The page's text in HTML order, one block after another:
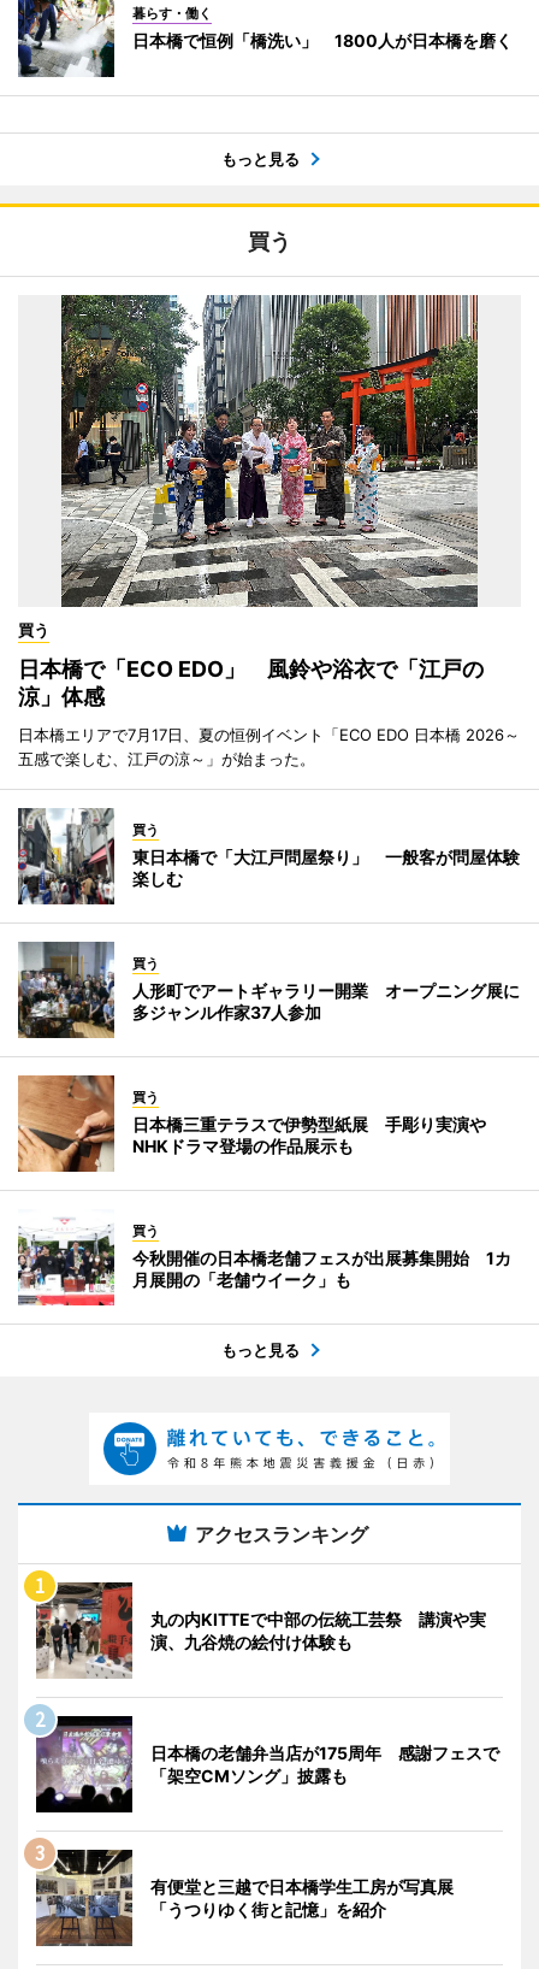
暮らす・働く
日本橋で恒例「橋洗い」 1800人が日本橋を磨く
もっと見る
買う
買う
日本橋で「ECO EDO」 風鈴や浴衣で「江戸の
涼」体感
日本橋エリアで7月17日、夏の恒例イベント「ECO EDO 日本橋 2026～
五感で楽しむ、江戸の涼～」が始まった。
買う
東日本橋で「大江戸問屋祭り」 一般客が問屋体験
楽しむ
買う
人形町でアートギャラリー開業 オープニング展に
多ジャンル作家37人参加
買う
日本橋三重テラスで伊勢型紙展 手彫り実演や
NHKドラマ登場の作品展示も
買う
今秋開催の日本橋老舗フェスが出展募集開始 1カ
月展開の「老舗ウイーク」も
もっと見る
アクセスランキング
丸の内KITTEで中部の伝統工芸祭 講演や実
演、九谷焼の絵付け体験も
日本橋の老舗弁当店が175周年 感謝フェスで
「架空CMソング」披露も
有便堂と三越で日本橋学生工房が写真展
「うつりゆく街と記憶」を紹介